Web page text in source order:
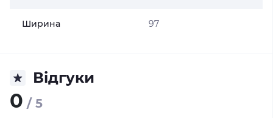
Ширина 97
Відгуки
0 / 5